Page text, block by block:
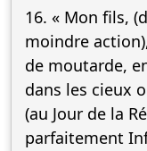
16. « Mon fils,
moindre
de moutarde,
dans les cieux
(au Jour de la
parfaitement